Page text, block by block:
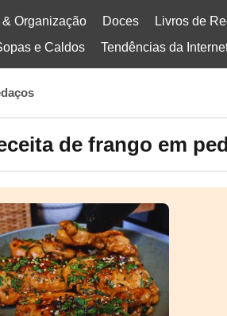
& Organização Doces Livros de
e Caldos Tendências da
de frango em